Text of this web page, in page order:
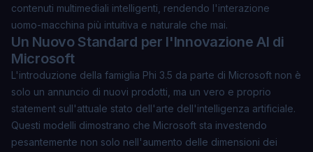
contenuti multimediali intelligenti, rendendo l'interazione
uomo-macchina più intuitiva e naturale che mai.
Un Nuovo Standard per l'Innovazione AI di
Microsoft
L'introduzione della famiglia Phi 3.5 da parte di Microsoft non è
solo un annuncio di nuovi prodotti, ma un vero e proprio
statement sull'attuale stato dell'arte dell'intelligenza artificiale.
Questi modelli dimostrano che Microsoft sta investendo
pesantemente non solo nell'aumento delle dimensioni dei